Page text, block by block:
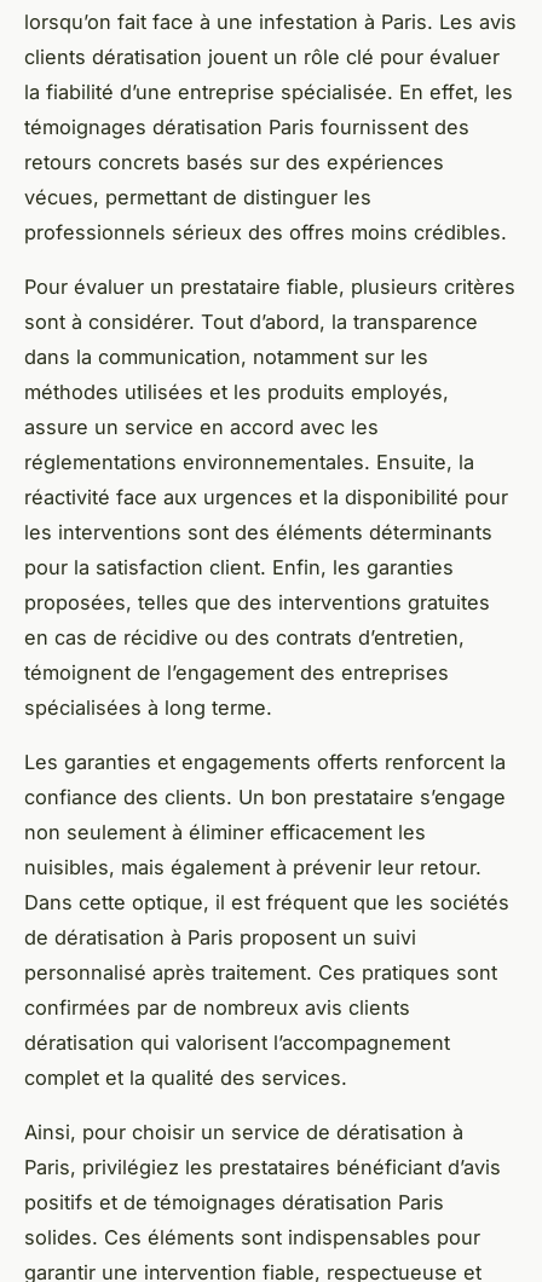
lorsqu’on fait face à une infestation à Paris. Les avis
clients dératisation jouent un rôle clé pour évaluer
la fiabilité d’une entreprise spécialisée. En effet, les
témoignages dératisation Paris fournissent des
retours concrets basés sur des expériences
vécues, permettant de distinguer les
professionnels sérieux des offres moins crédibles.
Pour évaluer un prestataire fiable, plusieurs critères
sont à considérer. Tout d’abord, la transparence
dans la communication, notamment sur les
méthodes utilisées et les produits employés,
assure un service en accord avec les
réglementations environnementales. Ensuite, la
réactivité face aux urgences et la disponibilité pour
les interventions sont des éléments déterminants
pour la satisfaction client. Enfin, les garanties
proposées, telles que des interventions gratuites
en cas de récidive ou des contrats d’entretien,
témoignent de l’engagement des entreprises
spécialisées à long terme.
Les garanties et engagements offerts renforcent la
confiance des clients. Un bon prestataire s’engage
non seulement à éliminer efficacement les
nuisibles, mais également à prévenir leur retour.
Dans cette optique, il est fréquent que les sociétés
de dératisation à Paris proposent un suivi
personnalisé après traitement. Ces pratiques sont
confirmées par de nombreux avis clients
dératisation qui valorisent l’accompagnement
complet et la qualité des services.
Ainsi, pour choisir un service de dératisation à
Paris, privilégiez les prestataires bénéficiant d’avis
positifs et de témoignages dératisation Paris
solides. Ces éléments sont indispensables pour
garantir une intervention fiable, respectueuse et